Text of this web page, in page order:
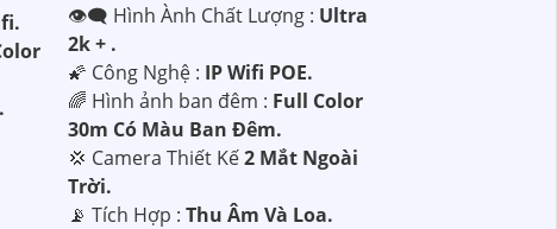
👁️‍🗨 Hình Ành Chất Lượng : Ultra
2k + .
🌠 Công Nghệ : IP Wifi POE.
🌈 Hình ảnh ban đêm : Full Color
30m Có Màu Ban Ðêm.
💢 Camera Thiết Kế2 Mắt Ngoài
Trời.
️📡 Tích Hợp : Thu Âm Và Loa.